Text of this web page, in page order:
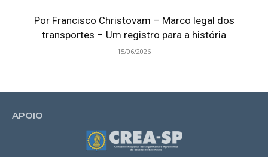
Por Francisco Christovam – Marco legal dos
transportes – Um registro para a história
15/06/2026
APOIO